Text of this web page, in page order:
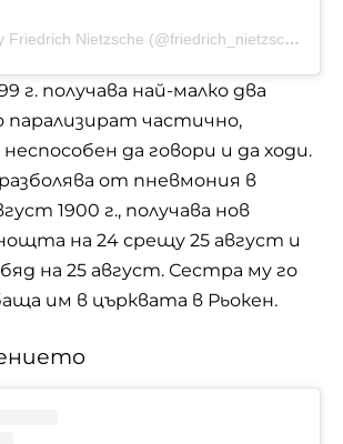
A post shared by Friedrich Nietzsche (@friedrich_nietzsche.official)
г. получава най-малко два
парализират частично,
да говори и да ходи.
от пневмония в
1900 г., получава нов
на 24 срещу 25 август и
на 25 август. Сестра му го
им в църквата в Рьокен.